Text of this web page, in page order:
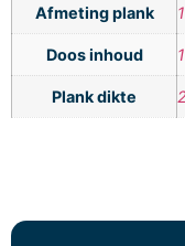
Afmeting plank
Doos inhoud
Plank dikte